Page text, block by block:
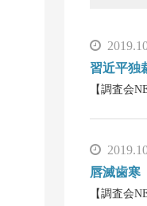
習近平独
【調査会
唇滅歯寒
【調査会